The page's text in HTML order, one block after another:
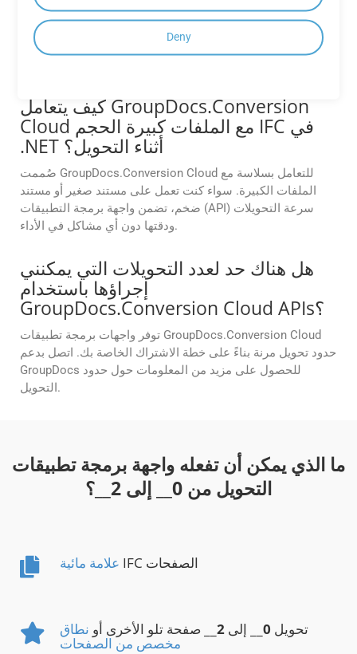
نعم. تقدم GroupDocs Cloud مجموعة SDK أصلية لنظام
Android، Conversion Cloud SDK لنظام Android، مما يتيح
للمطورين دمج قدرات معالجة المستندات بشكل مباشر في
كيف يتعامل GroupDocs.Conversion
Cloud مع الملفات كبيرة الحجم IFC في
.NET أثناء التحويل؟
صُممت GroupDocs.Conversion Cloud للتعامل بسلاسة مع
الملفات الكبيرة. سواء كنت تعمل على مستند صغير أو مستند
ضخم، تضمن واجهة برمجة التطبيقات (API) سرعة التحويلات
ودقتها دون أي مشاكل في الأداء.
هل هناك حد لعدد التحويلات التي يمكنني
إجراؤها باستخدام
GroupDocs.Conversion Cloud APIs؟
توفر واجهات برمجة تطبيقات GroupDocs.Conversion Cloud
حدود تحويل مرنة بناءً على خطة الاشتراك الخاصة بك. اتصل بدعم
GroupDocs للحصول على مزيد من المعلومات حول حدود
التحويل.
ما الذي يمكن أن تفعله واجهة برمجة تطبيقات
التحويل من 0 __ إلى 2 __؟
علامة مائية IFC الصفحات
تحويل 0 __ إلى 2 __ صفحة تلو الأخرى أو نطاق
مخصص من الصفحات
Deny